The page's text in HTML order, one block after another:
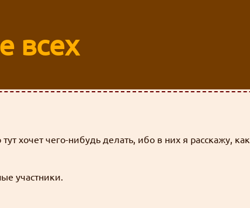
всех
хочет чего-нибудь делать, ибо в них я расскажу, как
участники.